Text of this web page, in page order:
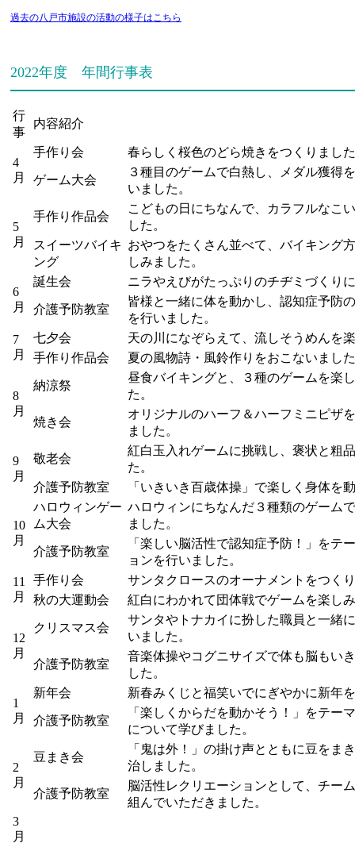
過去の八戸市施設の活動の様子はこちら
2022年度 年間行事表
行
事
内容紹介
4
月
手作り会 春らしく桜色のどら焼きをつくりまし
ゲーム大会
３種目のゲームで白熱し、メダル獲得
いました。
5
月
手作り作品会
こどもの日にちなんで、カラフルなこ
した。
スイーツバイキ
ング
おやつをたくさん並べて、バイキング
しみました。
6
月
誕生会 ニラやえびがたっぷりのチヂミづくり
介護予防教室
皆様と一緒に体を動かし、認知症予防
を行いました。
7
月
七夕会
天の川になぞらえて、流しそうめんを
手作り作品会
夏の風物詩・風鈴作りをおこないまし
8
月
納涼祭
昼食バイキングと、３種のゲームを楽
た。
焼き会
オリジナルのハーフ＆ハーフミニピザ
ました。
9
月
敬老会
紅白玉入れゲームに挑戦し、褒状と粗
た。
介護予防教室
「いきいき百歳体操」で楽しく身体を
10
月
ハロウィンゲー
ム大会
ハロウィンにちなんだ３種類のゲーム
ました。
介護予防教室
「楽しい脳活性で認知症予防！」をテ
ョンを行いました。
11
月
手作り会
サンタクロースのオーナメントをつく
秋の大運動会
紅白にわかれて団体戦でゲームを楽し
12
月
クリスマス会
サンタやトナカイに扮した職員と一緒
いました。
介護予防教室
音楽体操やコグニサイズで体も脳もい
した。
1
月
新年会 新春みくじと福笑いでにぎやかに新年
介護予防教室
「楽しくからだを動かそう！」をテー
について学びました。
2
月
豆まき会
「鬼は外！」の掛け声とともに豆をま
治しました。
介護予防教室
脳活性レクリエーションとして、チー
組んでいただきました。
3
月